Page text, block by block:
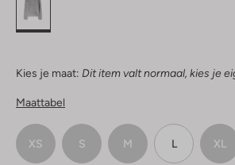
Kies je maat: Dit item valt normaal, kies je
Maattabel
XS S M L XL